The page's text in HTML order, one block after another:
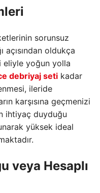
sorunsuz
açısından oldukça
eliyle yoğun yolla
debriyaj seti kadar
ileride
karşısına geçmenizi
ihtiyaç duyduğu
yüksek ideal
veya Hesaplı